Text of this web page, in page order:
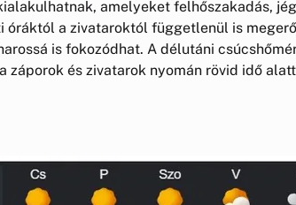
amelyeket felhőszakadás,
óráktól a zivataroktól függetlenül is
is fokozódhat. A délutáni
záporok és zivatarok nyomán rövid idő